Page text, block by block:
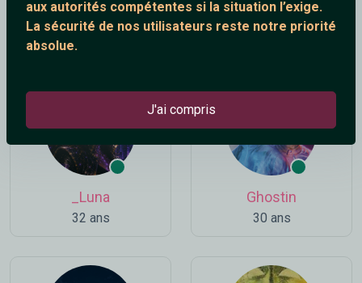
aux autorités compétentes si la situation l’exige.
La sécurité de nos utilisateurs reste notre priorité
absolue.
J'ai compris
Dragon68 Amy
_Luna
32 ans
Ghostin
30 ans